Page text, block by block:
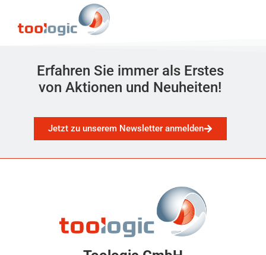
Erfahren Sie immer als Erstes
von Aktionen und Neuheiten!
Jetzt zu unserem Newsletter anmelden